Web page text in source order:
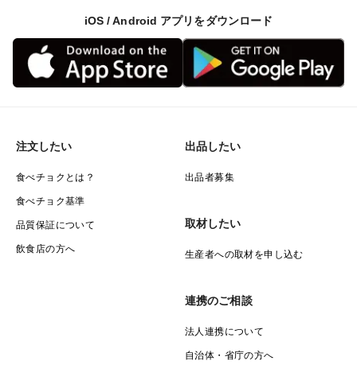
iOS / Android アプリをダウンロード
注文したい
食べチョクとは？
食べチョク基準
品質保証について
飲食店の方へ
出品したい
出品者募集
取材したい
生産者への取材を申し込む
連携のご相談
法人連携について
自治体・省庁の方へ